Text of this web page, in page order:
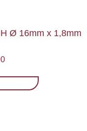
Ø 16mm x 1,8mm